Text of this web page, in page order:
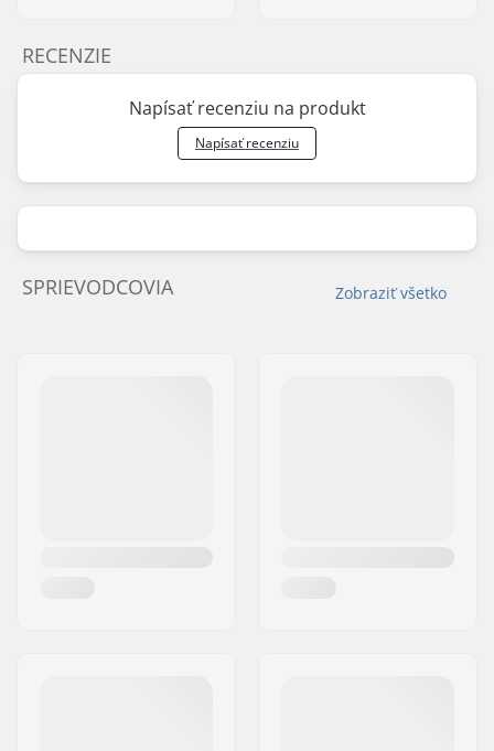
RECENZIE
Napísať recenziu na produkt
Napísať recenziu
Zobraziť všetko
SPRIEVODCOVIA